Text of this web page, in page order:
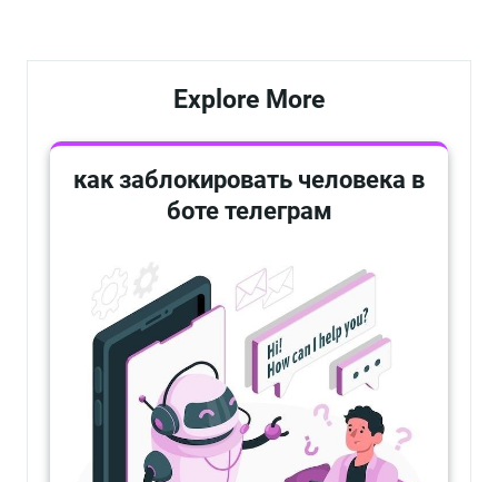
Explore More
как заблокировать человека в
боте телеграм